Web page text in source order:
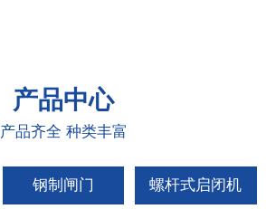
产品中心
产品齐全 种类丰富
钢制闸门 螺杆式启闭机